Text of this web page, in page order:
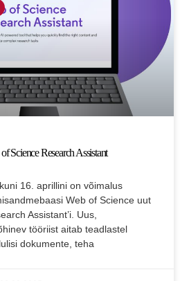
Science Research Assistant
16. aprillini on võimalus
Web of Science uut
Assistant’i. Uus,
tööriist aitab teadlastel
dokumente, teha